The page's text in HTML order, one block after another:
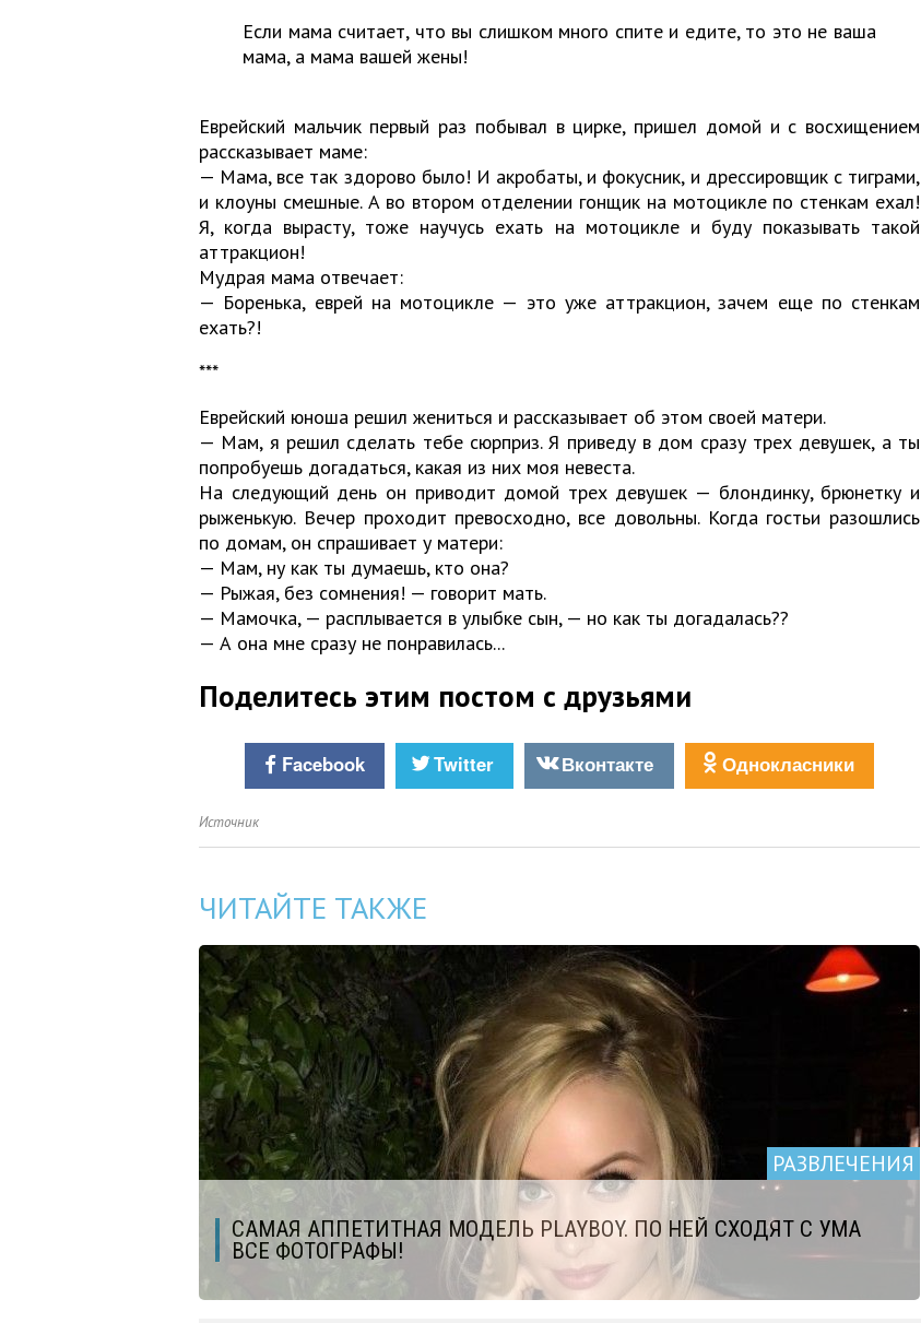
Если мама считает, что вы слишком много спите и едите, то это не ваша
мама, а мама вашей жены!
Еврейский мальчик первый раз побывал в цирке, пришел домой и с восхищением
рассказывает маме:
— Мама, все так здорово было! И акробаты, и фокусник, и дрессировщик с тиграми,
и клоуны смешные. А во втором отделении гонщик на мотоцикле по стенкам ехал!
Я, когда вырасту, тоже научусь ехать на мотоцикле и буду показывать такой
аттракцион!
Мудрая мама отвечает:
— Боренька, еврей на мотоцикле — это уже аттракцион, зачем еще по стенкам
ехать?!
***
Еврейский юноша решил жениться и рассказывает об этом своей матери.
— Мам, я решил сделать тебе сюрприз. Я приведу в дом сразу трех девушек, а ты
попробуешь догадаться, какая из них моя невеста.
На следующий день он приводит домой трех девушек — блондинку, брюнетку и
рыженькую. Вечер проходит превосходно, все довольны. Когда гостьи разошлись
по домам, он спрашивает у матери:
— Мам, ну как ты думаешь, кто она?
— Рыжая, без сомнения! — говорит мать.
— Мамочка, — расплывается в улыбке сын, — но как ты догадалась??
— А она мне сразу не понравилась...
Поделитесь этим постом с друзьями
Facebook Twitter Вконтакте Однокласники
Источник
ЧИТАЙТЕ ТАКЖЕ
РАЗВЛЕЧЕНИЯ
САМАЯ АППЕТИТНАЯ МОДЕЛЬ PLAYBOY. ПО НЕЙ СХОДЯТ С УМА
ВСЕ ФОТОГРАФЫ!